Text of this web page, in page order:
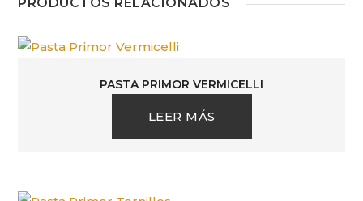
PASTA PRIMOR VERMICELLI
LEER MÁS